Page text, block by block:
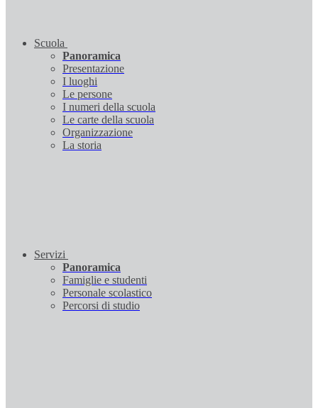
Scuola
Panoramica
Presentazione
I luoghi
Le persone
I numeri della scuola
Le carte della scuola
Organizzazione
La storia
Servizi
Panoramica
Famiglie e studenti
Personale scolastico
Percorsi di studio